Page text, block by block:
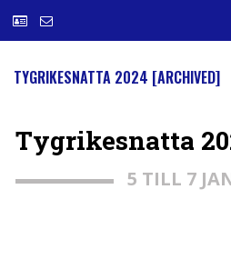
TYGRIKESNATTA 2024 [ARCHIVED]
Tygrikesnatta
5 TILL 7